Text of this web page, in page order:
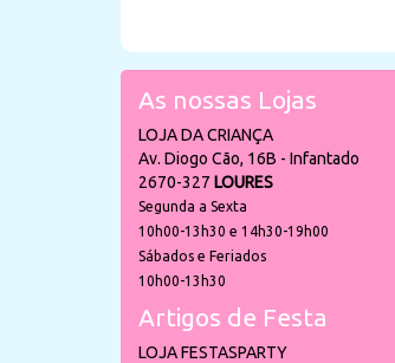
As nossas Lojas
LOJA DA CRIANÇA
Av. Diogo Cão, 16B - Infantado
2670-327 LOURES
Segunda a Sexta
10h00-13h30 e 14h30-19h00
Sábados e Feriados
10h00-13h30
Artigos de Festa
LOJA FESTASPARTY